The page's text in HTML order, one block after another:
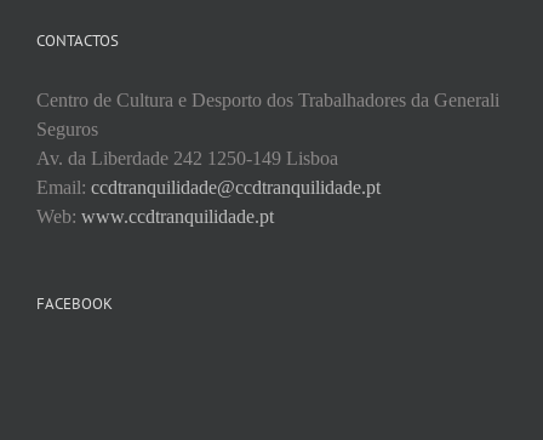
CONTACTOS
Centro de Cultura e Desporto dos Trabalhadores da Generali
Seguros
Av. da Liberdade 242 1250-149 Lisboa
Email: ccdtranquilidade@ccdtranquilidade.pt
Web: www.ccdtranquilidade.pt
FACEBOOK